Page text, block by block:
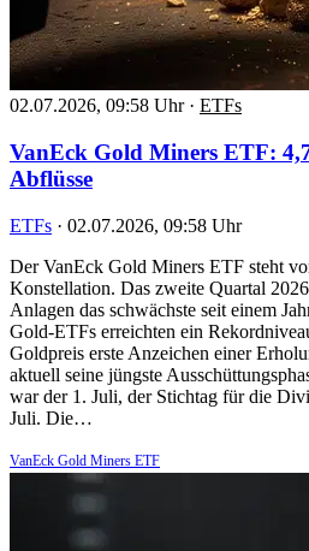
02.07.2026, 09:58 Uhr · ETFs
VanEck Gold Miners ETF:
Abflüsse
ETFs · 02.07.2026, 09:58 Uhr
Der VanEck Gold Miners ETF steht
Konstellation. Das zweite Quartal
Anlagen das schwächste seit einem
Gold-ETFs erreichten ein
Goldpreis erste Anzeichen einer
aktuell seine jüngste
war der 1. Juli, der Stichtag für die
Juli. Die…
VanEck Gold Miners ETF